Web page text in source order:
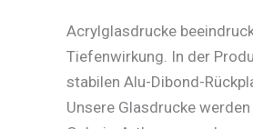
Acrylglasdrucke
Tiefenwirkung. In der
stabilen Alu-Dibond-
Unsere Glasdrucke